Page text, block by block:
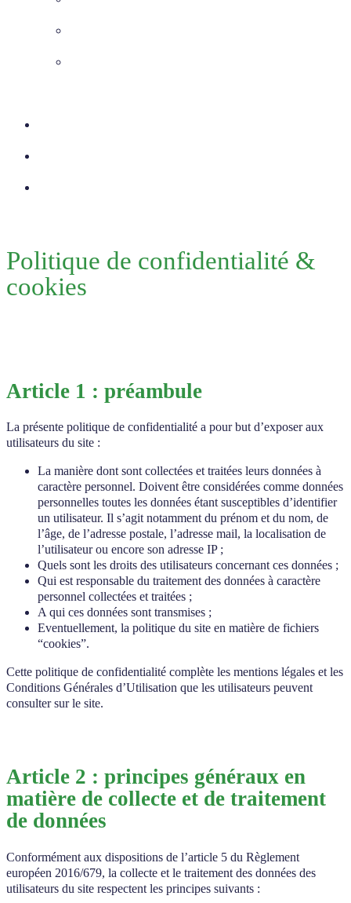
Politique de confidentialité &
cookies
Article 1 : préambule
La présente politique de confidentialité a pour but d’exposer aux
utilisateurs du site :
La manière dont sont collectées et traitées leurs données à
caractère personnel. Doivent être considérées comme données
personnelles toutes les données étant susceptibles d’identifier
un utilisateur. Il s’agit notamment du prénom et du nom, de
l’âge, de l’adresse postale, l’adresse mail, la localisation de
l’utilisateur ou encore son adresse IP ;
Quels sont les droits des utilisateurs concernant ces données ;
Qui est responsable du traitement des données à caractère
personnel collectées et traitées ;
A qui ces données sont transmises ;
Eventuellement, la politique du site en matière de fichiers
“cookies”.
Cette politique de confidentialité complète les mentions légales et les
Conditions Générales d’Utilisation que les utilisateurs peuvent
consulter sur le site.
Article 2 : principes généraux en
matière de collecte et de traitement
de données
Conformément aux dispositions de l’article 5 du Règlement
européen 2016/679, la collecte et le traitement des données des
utilisateurs du site respectent les principes suivants :